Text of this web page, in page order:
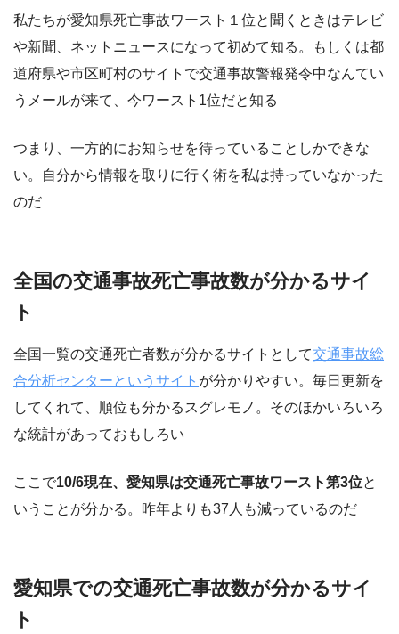
私たちが愛知県死亡事故ワースト１位と聞くときはテレビ
や新聞、ネットニュースになって初めて知る。もしくは都
道府県や市区町村のサイトで交通事故警報発令中なんてい
うメールが来て、今ワースト1位だと知る
つまり、一方的にお知らせを待っていることしかできな
い。自分から情報を取りに行く術を私は持っていなかった
のだ
全国の交通事故死亡事故数が分かるサイ
ト
全国一覧の交通死亡者数が分かるサイトとして交通事故総
合分析センターというサイト が分かりやすい。毎日更新を
してくれて、順位も分かるスグレモノ。そのほかいろいろ
な統計があっておもしろい
ここで10/6現在、愛知県は交通死亡事故ワースト第3位と
いうことが分かる。昨年よりも37人も減っているのだ
愛知県での交通死亡事故数が分かるサイ
ト